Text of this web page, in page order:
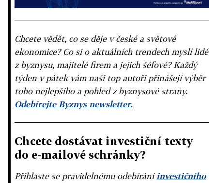
Chcete vědět, co se děje v české a světové
ekonomice? Co si o aktuálních trendech myslí lidé
z byznysu, majitelé firem a jejich šéfové? Každý
týden v pátek vám naši top autoři přinášejí výběr
toho nejlepšího a pohled z byznysové strany.
Odebírejte Byznys newsletter.
Chcete dostávat investiční texty
do e-mailové schránky?
Přihlaste se pravidelnému odebíráníinvestičního